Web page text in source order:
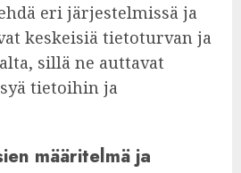
eri järjestelmissä ja
keskeisiä tietoturvan ja
sillä ne auttavat
tietoihin ja
määritelmä ja